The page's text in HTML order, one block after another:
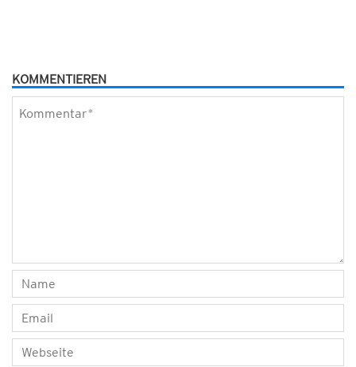
KOMMENTIEREN